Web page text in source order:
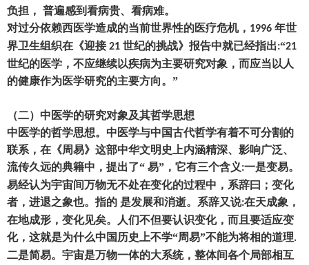
负担 ， 普遍感到看病贵、看病难。
对过分依赖西医学造成的当前世界性的医疗危机， 1996 年世
界卫生组织在《迎接21 世纪的挑战》报告中就已经指出:“21
世纪的医学 ， 不应继续以疾病为主要研究对象 ， 而应当以人
的健康作为医学研究的主要方向。 ”
（二） 中医学的研究对象及其哲学思想
中医学的哲学思想。中医学与中国古代哲学有着不可分割的
联系 ， 在《周易》这部中华文明史上内涵精深、影响广泛、
流传久远的典籍中 ， 提出了“ 易” ， 它有三个含义:一是变易。
易经认为宇宙间万物无不处在变化的过程中 ， 系辞曰 ； 变化
者 ， 进退之象也。指的 是发展和消逝。系辞又说:在天成象 ，
在地成形 ， 变化见矣。人们不但要认识变化， 而且要适应变
化， 这就是为什么中国历史上不学“周易”不能为将相的道理.
二是简易。宇宙是万物一体的大系统， 整体间各个局部相互